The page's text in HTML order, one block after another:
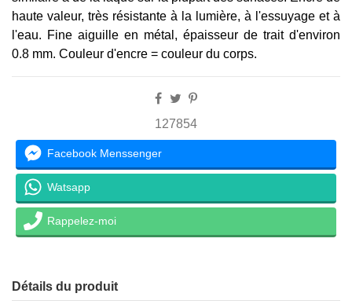
haute valeur, très résistante à la lumière, à l'essuyage et à
l'eau. Fine aiguille en métal, épaisseur de trait d'environ
0.8 mm. Couleur d'encre = couleur du corps.
127854
Facebook Menssenger
Watsapp
Rappelez-moi
Détails du produit